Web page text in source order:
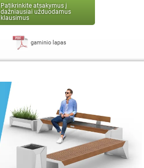
Patikrinkite atsakymus į
dažniausiai užduodamus
klausimus
gaminio lapas